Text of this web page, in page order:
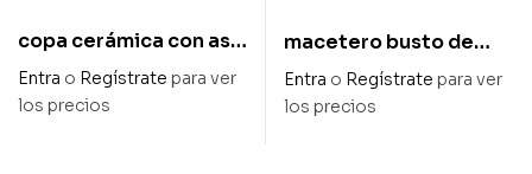
copa cerámica con asa
elegante blanca diam
16 x 21 cm alto
Entra o Regístrate para ver
los precios
macetero busto de
alce en oro envejecido
diam 22,5 x 29,5 cm
Entra o Regístrate para ver
los precios